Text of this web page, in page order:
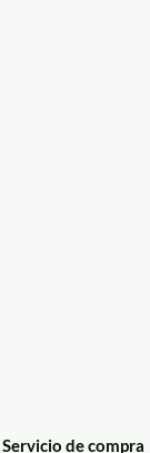
Servicio de compra